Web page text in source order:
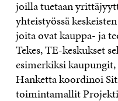
joilla tuetaan
yhteistyössä
joita ovat kauppa- ja
Tekes, TE-keskukset
esimerkiksi
Hanketta koordinoi
toimintamallit